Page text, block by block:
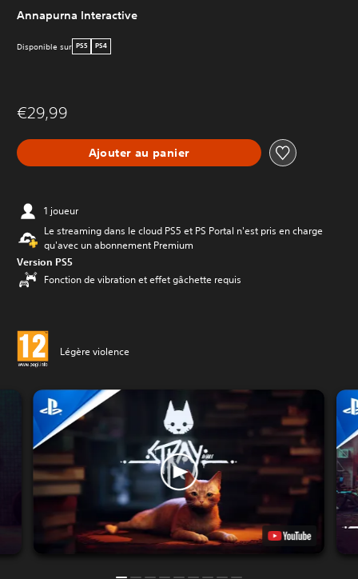
Annapurna Interactive
Disponible sur PS5 PS4
€29,99
Ajouter au panier
1 joueur
Le streaming dans le cloud PS5 et PS Portal n'est pris en charge
qu'avec un abonnement Premium
Version PS5
Fonction de vibration et effet gâchette requis
Légère violence